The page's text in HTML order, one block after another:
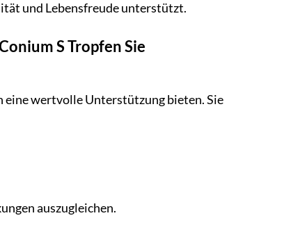
und Lebensfreude unterstützt.
S Tropfen Sie
eine wertvolle Unterstützung bieten. Sie
auszugleichen.